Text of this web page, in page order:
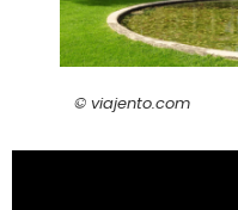
© viajento.com